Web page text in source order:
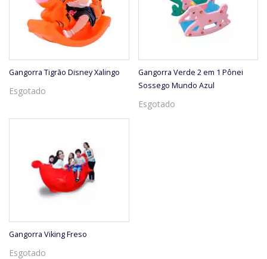
Gangorra Tigrão Disney Xalingo
Esgotado
Gangorra Verde 2 em 1 Pônei
Sossego Mundo Azul
Esgotado
Gangorra Viking Freso
Esgotado